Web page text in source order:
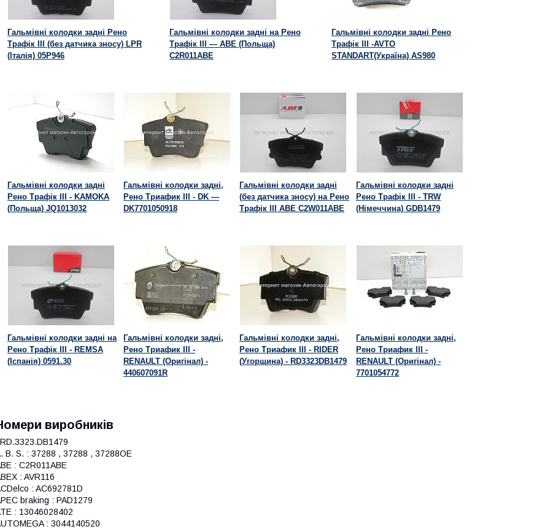
Гальмівні колодки задні Рено
Трафік III (без датчика зносу) LPR
(Італія) 05P946
Гальмівні колодки задні на Рено
Трафік III — ABE (Польща)
C2R011ABE
Гальмівні колодки задні Рено
Трафік III -AVTO
STANDART(Україна) AS980
Гальмівні колодки задні
Рено Трафік III - KAMOKA
(Польща) JQ1013032
Гальмівні колодки задні,
Рено Триафик III - DK —
DK7701050918
Гальмівні колодки задні
(без датчика зносу) на Рено
Трафік III ABE C2W011ABE
Гальмівні колодки задні
Рено Трафік III - TRW
(Німеччина) GDB1479
Гальмівні колодки задні на
Рено Трафік III - REMSA
(Іспанія) 0591.30
Гальмівні колодки задні,
Рено Триафик III -
RENAULT (Оригінал) -
440607091R
Гальмівні колодки задні,
Рено Триафик III - RIDER
(Угорщина) - RD3323DB1479
Гальмівні колодки задні,
Рено Триафик III -
RENAULT (Оригінал) -
7701054772
виробників
B. S. : 37288 , 37288 , 37288OE
: C2R011ABE
: AVR116
: AC692781D
braking : PAD1279
: 13046028402
: 3044140520